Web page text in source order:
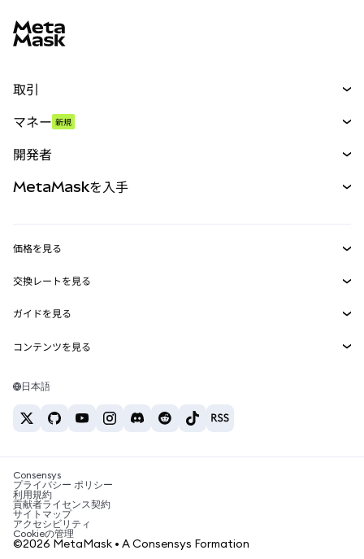
取引
パーペチュアル
RWA
マネー 新規
開発者
MetaMask Connect
Snaps
Web3サービス
MetaMaskを入手
セキュリティ
サポート
キャリア
お問い合わせ
価格を見る
イーサリアムの価格
Solanaの価格
Tetherの価格
交換レートを見る
ETH→USD
USDT→INR
BTC→INR
ETH→USDT
ガイドを見る
ETHの購入
USDTの購入
SHIBの購入
BNBの購入
コンテンツを見る
Solanaウォレット
税制関連ニュース
暗号資産の購入方法は？
ビットコインを売るには？
日本語
Consensys
プライバシー ポリシー
利用規約
貢献者ライセンス契約
サイトマップ
アクセシビリティ
Cookieの管理
©2026 MetaMask • A Consensys Formation